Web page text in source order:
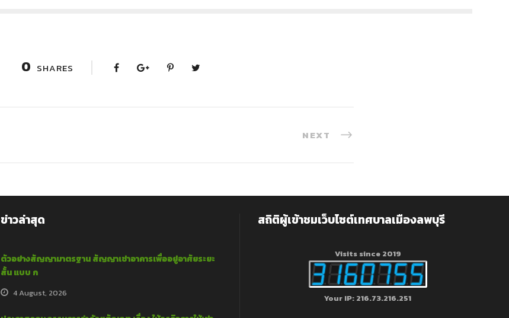
0 SHARES
NEXT
ข่าวล่าสุด
ตัวอย่างสัญญามาตรฐาน สัญญาเช่าอาคารเพื่ออยู่อาศัยระยะ
สั้น แบบ ก
4 August, 2026
สถิติผู้เข้าชมเว็บไซต์เทศบาลเมืองลพบุรี
Visits since 2019
Your IP: 216.73.216.251